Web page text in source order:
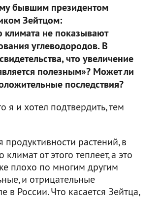
бывшим президентом
Зейтцом:
не показывают
углеводородов. В
что увеличение
полезным»? Может ли
последствия?
я и хотел подтвердить, тем
растений, в
от этого теплеет, а это
плохо по многим другим
и отрицательные
в России. Что касается Зейтца,